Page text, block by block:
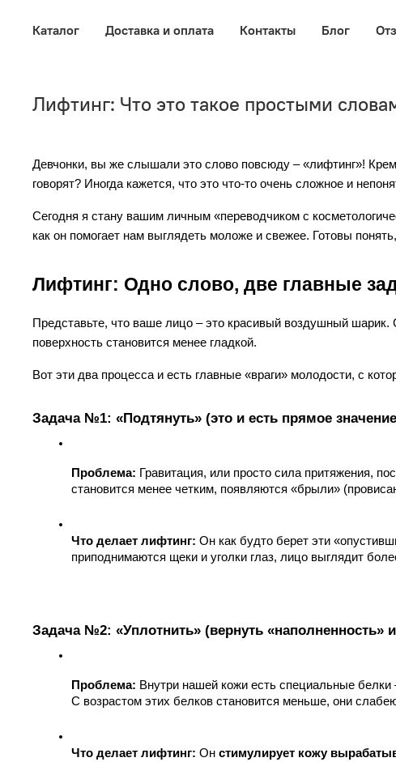
Каталог Доставка и оплата Контакты Блог
Лифтинг: Что это такое простыми
Девчонки, вы же слышали это слово повсюду – «лифтинг»!
говорят? Иногда кажется, что это что-то очень сложное и
Сегодня я стану вашим личным «переводчиком с
как он помогает нам выглядеть моложе и свежее. Готовы
Лифтинг: Одно слово, две главные
Представьте, что ваше лицо – это красивый воздушный шарик.
поверхность становится менее гладкой.
Вот эти два процесса и есть главные «враги» молодости, с
Задача №1: «Подтянуть» (это и есть прямое
Проблема: Гравитация, или просто сила притяжения,
становится менее четким, появляются «брыли»
Что делает лифтинг: Он как будто берет эти
приподнимаются щеки и уголки глаз, лицо выглядит
Задача №2: «Уплотнить» (вернуть «наполненность» и
Проблема: Внутри нашей кожи есть специальные белки
С возрастом этих белков становится меньше, они
Что делает лифтинг: Он стимулирует кожу